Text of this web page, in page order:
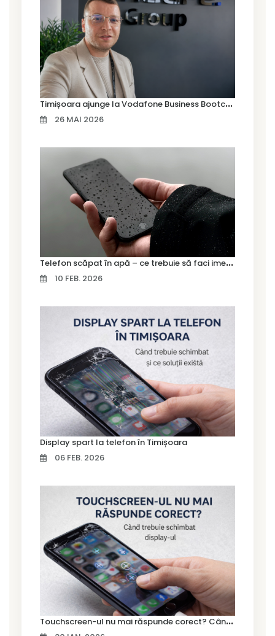
T
imișoara ajunge la Vodafone Business Bootcamp prin Marius Cermian de la Armour România
26 MAI 2026
T
elefon scăpat în apă – ce trebuie să faci imediat și ce greșeli să eviți
10 FEB. 2026
Display spart la telefon în Timișoara
06 FEB. 2026
T
ouchscreen-ul nu mai răspunde corect? Când trebuie schimbat display-ul